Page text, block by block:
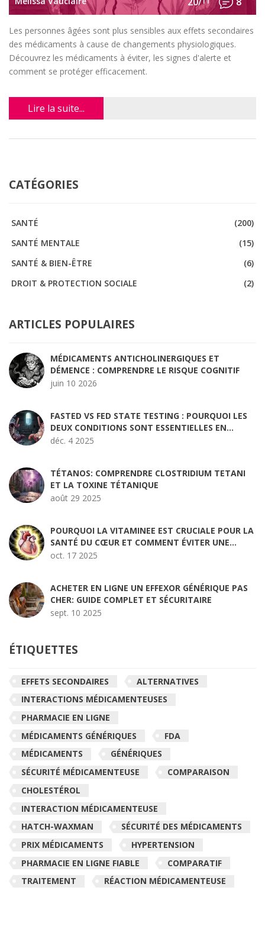
Les personnes âgées sont plus sensibles aux effets secondaires
des médicaments à cause de changements physiologiques.
Découvrez les médicaments à éviter, les signes d'alerte et
comment se protéger efficacement.
Lire la suite...
CATÉGORIES
SANTÉ
(200)
SANTÉ MENTALE
(15)
SANTÉ & BIEN-ÊTRE
(6)
DROIT & PROTECTION SOCIALE
(2)
ARTICLES POPULAIRES
MÉDICAMENTS ANTICHOLINERGIQUES ET
DÉMENCE : COMPRENDRE LE RISQUE COGNITIF
juin 10 2026
FASTED VS FED STATE TESTING : POURQUOI LES
DEUX CONDITIONS SONT ESSENTIELLES EN
BIOÉQUIVALENCE
déc. 4 2025
TÉTANOS: COMPRENDRE CLOSTRIDIUM TETANI
ET LA TOXINE TÉTANIQUE
août 29 2025
POURQUOI LA VITAMINEE EST CRUCIALE POUR LA
SANTÉ DU CŒUR ET COMMENT ÉVITER UNE
CARENCE
oct. 17 2025
ACHETER EN LIGNE UN EFFEXOR GÉNÉRIQUE PAS
CHER: GUIDE COMPLET ET SÉCURITAIRE
sept. 10 2025
ÉTIQUETTES
EFFETS SECONDAIRES
ALTERNATIVES
INTERACTIONS MÉDICAMENTEUSES
PHARMACIE EN LIGNE
MÉDICAMENTS GÉNÉRIQUES
FDA
MÉDICAMENTS
GÉNÉRIQUES
SÉCURITÉ MÉDICAMENTEUSE
COMPARAISON
CHOLESTÉROL
INTERACTION MÉDICAMENTEUSE
HATCH-WAXMAN
SÉCURITÉ DES MÉDICAMENTS
PRIX MÉDICAMENTS
HYPERTENSION
PHARMACIE EN LIGNE FIABLE
COMPARATIF
TRAITEMENT
RÉACTION MÉDICAMENTEUSE